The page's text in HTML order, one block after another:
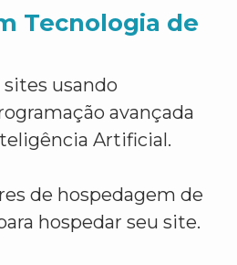
Tecnologia de
usando
avançada
Artificial.
de hospedagem de
hospedar seu site.